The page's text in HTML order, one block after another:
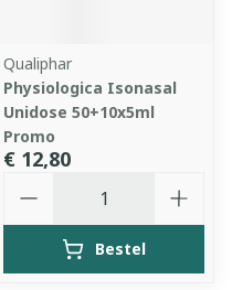
Qualiphar
Physiologica Isonasal
Unidose 50+10x5ml
Promo
€ 12,80
Bestel